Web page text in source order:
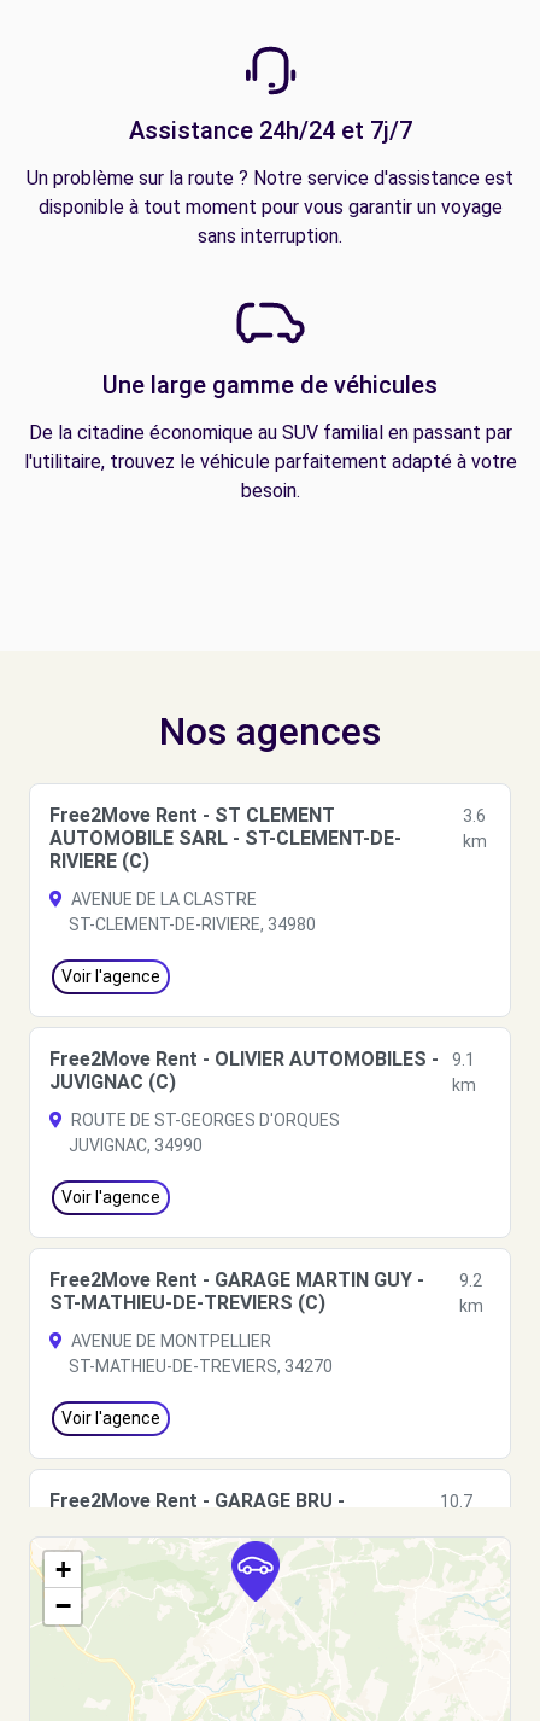
Assistance 24h/24 et 7j/7
Un problème sur la route ? Notre service d'assistance est
disponible à tout moment pour vous garantir un voyage
sans interruption.
Une large gamme de véhicules
De la citadine économique au SUV familial en passant par
l'utilitaire, trouvez le véhicule parfaitement adapté à votre
besoin.
Nos agences
Free2Move Rent - ST CLEMENT
AUTOMOBILE SARL - ST-CLEMENT-DE-
RIVIERE (C)
3.6
km
AVENUE DE LA CLASTRE
ST-CLEMENT-DE-RIVIERE, 34980
Voir l'agence
Free2Move Rent - OLIVIER AUTOMOBILES -
JUVIGNAC (C)
9.1
km
ROUTE DE ST-GEORGES D'ORQUES
JUVIGNAC, 34990
Voir l'agence
Free2Move Rent - GARAGE MARTIN GUY -
ST-MATHIEU-DE-TREVIERS (C)
9.2
km
AVENUE DE MONTPELLIER
ST-MATHIEU-DE-TREVIERS, 34270
Voir l'agence
Free2Move Rent - GARAGE BRU -
10.7
AVENUE DE ST MAUR
MONTPELLIER, 34000
Voir l'agence
+
−